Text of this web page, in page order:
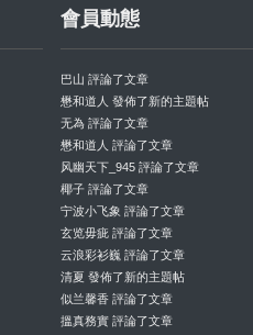
會員動態
巴山 評論了文章
懋和道人 發佈了新的主題帖
无為 評論了文章
懋和道人 評論了文章
风幽天下_945 評論了文章
椰子 評論了文章
宁波小飞象 評論了文章
玄览毋疵 評論了文章
云浪彩衫巍 評論了文章
清夏 發佈了新的主題帖
似兰馨香 評論了文章
搵真務實 評論了文章